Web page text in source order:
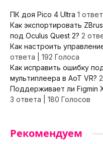
ПК доя Pico 4 Ultra 1 ответ
Как экспортировать
под Oculus Quest 2? 2
Как настроить
ответа
192 Голоса
Как исправить ошибку
мультиплеера в AoT VR?
Поддерживает ли Figmin
3 ответа
180 Голосов
Рекомендуем